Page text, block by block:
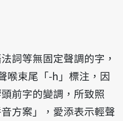
詞等無固定聲調的字，
喉束尾「-h」標注，因
前字的變調，所致照
音方案」，愛添表示輕聲